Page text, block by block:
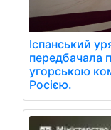
Іспанський
передбачала
угорською
Росією.